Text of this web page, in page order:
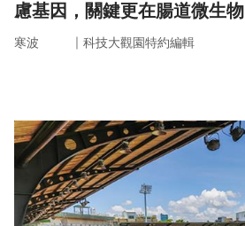
慮基因，關鍵更在腸道微生物
寒波 ｜ 科技大觀園特約編輯